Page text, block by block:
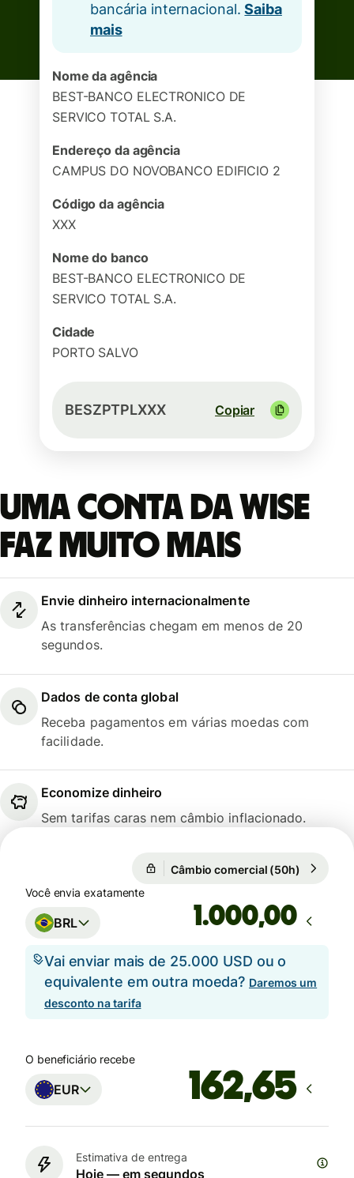
bancária internacional.Saiba
mais
Nome da agência
BEST-BANCO ELECTRONICO DE
SERVICO TOTAL S.A.
Endereço da agência
CAMPUS DO NOVOBANCO EDIFICIO 2
Código da agência
XXX
Nome do banco
BEST-BANCO ELECTRONICO DE
SERVICO TOTAL S.A.
Cidade
PORTO SALVO
BESZPTPLXXX Copiar
Uma conta da Wise
faz muito mais
Envie dinheiro internacionalmente
As transferências chegam em menos de 20
segundos.
Dados de conta global
Receba pagamentos em várias moedas com
facilidade.
Economize dinheiro
Sem tarifas caras nem câmbio inflacionado.
Câmbio comercial (50h)
Você envia exatamente
BRL ,00
Vai enviar mais de 25.000 USD ou o
equivalente em outra moeda? Daremos um
desconto na tarifa
O beneficiário recebe
EUR
Estimativa de entrega
Hoje — em segundos